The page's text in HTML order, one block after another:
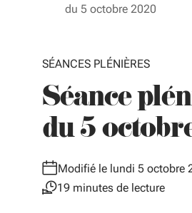
du 5 octobre 2020
SÉANCES PLÉNIÈRES
Séance
du 5
Modifié le lundi 5 octobre
19 minutes de lecture